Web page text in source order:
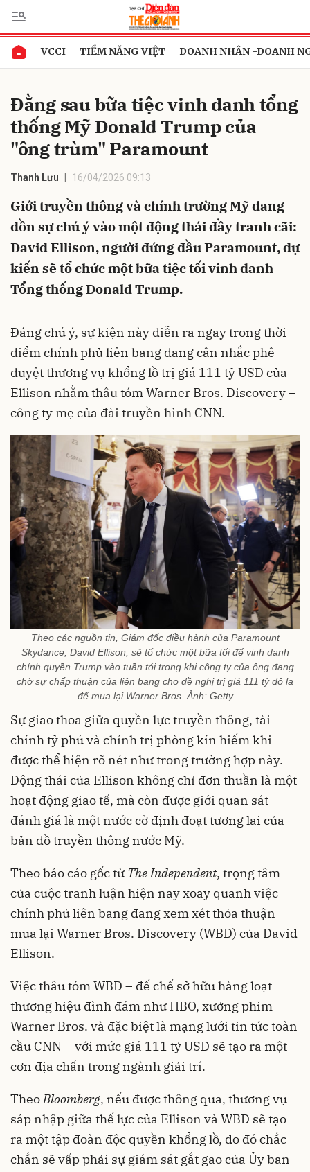
VCCI TIỀM NĂNG VIỆT DOANH NHÂN -DOANH
Đằng sau bữa tiệc vinh danh tổng
thống Mỹ Donald Trump của
"ông trùm" Paramount
Thanh Lưu 16/04/2026 09:13
Giới truyền thông và chính trường Mỹ đang
dồn sự chú ý vào một động thái đầy tranh cãi:
David Ellison, người đứng đầu Paramount, dự
kiến sẽ tổ chức một bữa tiệc tối vinh danh
Tổng thống Donald Trump.
Đáng chú ý, sự kiện này diễn ra ngay trong thời
điểm chính phủ liên bang đang cân nhắc phê
duyệt thương vụ khổng lồ trị giá 111 tỷ USD của
Ellison nhằm thâu tóm Warner Bros. Discovery –
công ty mẹ của đài truyền hình CNN.
Theo các nguồn tin, Giám đốc điều hành của Paramount
Skydance, David Ellison, sẽ tổ chức một bữa tối để vinh danh
chính quyền Trump vào tuần tới trong khi công ty của ông đang
chờ sự chấp thuận của liên bang cho đề nghị trị giá 111 tỷ đô la
để mua lại Warner Bros. Ảnh: Getty
Sự giao thoa giữa quyền lực truyền thông, tài
chính tỷ phú và chính trị phòng kín hiếm khi
được thể hiện rõ nét như trong trường hợp này.
Động thái của Ellison không chỉ đơn thuần là một
hoạt động giao tế, mà còn được giới quan sát
đánh giá là một nước cờ định đoạt tương lai của
bản đồ truyền thông nước Mỹ.
Theo báo cáo gốc từ The Independent, trọng tâm
của cuộc tranh luận hiện nay xoay quanh việc
chính phủ liên bang đang xem xét thỏa thuận
mua lại Warner Bros. Discovery (WBD) của David
Ellison.
Việc thâu tóm WBD – đế chế sở hữu hàng loạt
thương hiệu đình đám như HBO, xưởng phim
Warner Bros. và đặc biệt là mạng lưới tin tức toàn
cầu CNN – với mức giá 111 tỷ USD sẽ tạo ra một
cơn địa chấn trong ngành giải trí.
TheoBloomberg, nếu được thông qua, thương vụ
sáp nhập giữa thế lực của Ellison và WBD sẽ tạo
ra một tập đoàn độc quyền khổng lồ, do đó chắc
chắn sẽ vấp phải sự giám sát gắt gao của Ủy ban
Gửi bình luận
Hủy Gửi